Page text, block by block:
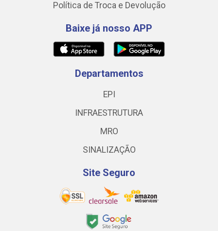
Política de Troca e Devolução
Baixe já nosso APP
Departamentos
EPI
INFRAESTRUTURA
MRO
SINALIZAÇÃO
Site Seguro